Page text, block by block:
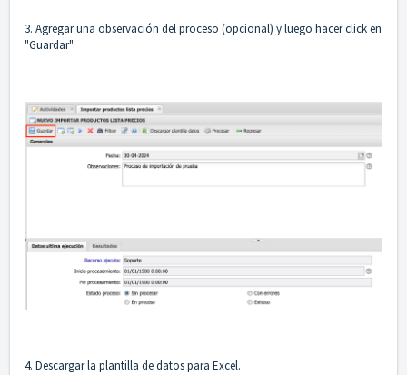
3. Agregar una observación del proceso (opcional) y luego hacer click en
"Guardar".
4. Descargar la plantilla de datos para Excel.